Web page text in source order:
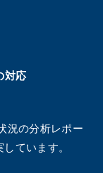
対応
況の分析レポー
ています。